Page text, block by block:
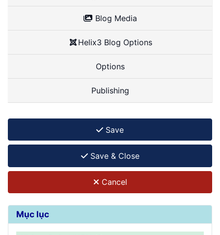
Mục lục
Blog Media
Helix3 Blog Options
Options
Publishing
Save
Save & Close
Cancel